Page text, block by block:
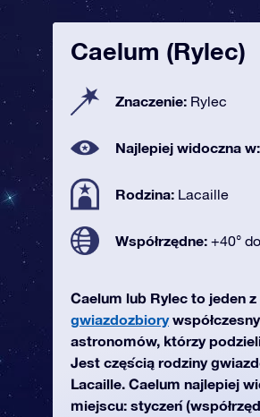
Caelum (Rylec)
Znaczenie: Rylec
Najlepiej widoczna w:
Rodzina: Lacaille
Współrzędne: +40°
Caelum lub Rylec to jeden z
gwiazdozbiory
astronomów, którzy
Jest częścią rodziny
Lacaille. Caelum najlepiej
miejscu: styczeń